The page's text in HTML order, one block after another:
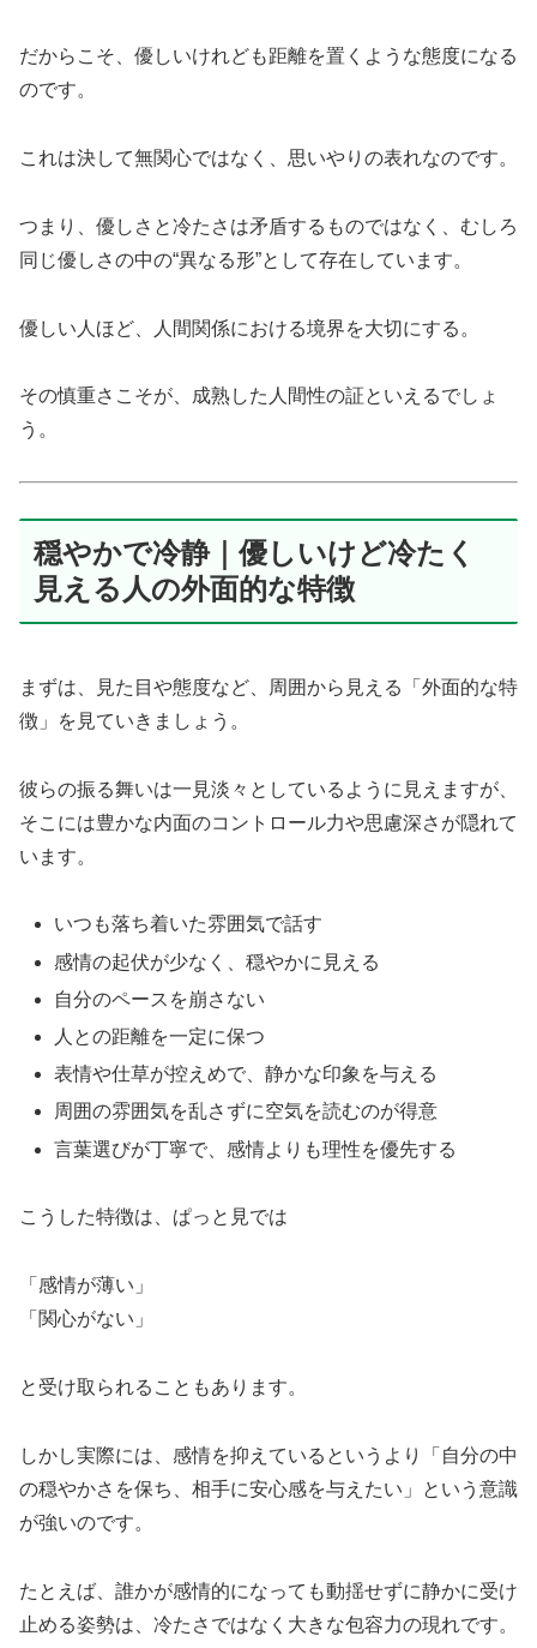
だからこそ、優しいけれども距離を置くような態度になる
のです。
これは決して無関心ではなく、思いやりの表れなのです。
つまり、優しさと冷たさは矛盾するものではなく、むしろ
同じ優しさの中の“異なる形”として存在しています。
優しい人ほど、人間関係における境界を大切にする。
その慎重さこそが、成熟した人間性の証といえるでしょ
う。
穏やかで冷静｜優しいけど冷たく
見える人の外面的な特徴
まずは、見た目や態度など、周囲から見える「外面的な特
徴」を見ていきましょう。
彼らの振る舞いは一見淡々としているように見えますが、
そこには豊かな内面のコントロール力や思慮深さが隠れて
います。
いつも落ち着いた雰囲気で話す
感情の起伏が少なく、穏やかに見える
自分のペースを崩さない
人との距離を一定に保つ
表情や仕草が控えめで、静かな印象を与える
周囲の雰囲気を乱さずに空気を読むのが得意
言葉選びが丁寧で、感情よりも理性を優先する
こうした特徴は、ぱっと見では
「感情が薄い」
「関心がない」
と受け取られることもあります。
しかし実際には、感情を抑えているというより「自分の中
の穏やかさを保ち、相手に安心感を与えたい」という意識
が強いのです。
たとえば、誰かが感情的になっても動揺せずに静かに受け
止める姿勢は、冷たさではなく大きな包容力の現れです。